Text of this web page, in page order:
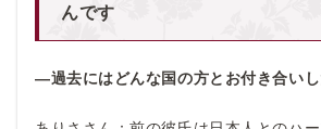
んです
―過去にはどんな国の方とお付き合いし